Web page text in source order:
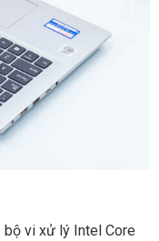
vi xử lý Intel Core